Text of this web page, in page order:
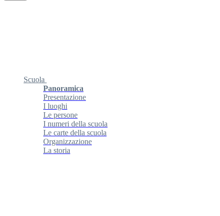
Scuola
Panoramica
Presentazione
I luoghi
Le persone
I numeri della scuola
Le carte della scuola
Organizzazione
La storia